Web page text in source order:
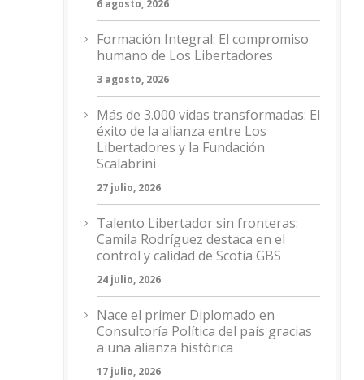
6 agosto, 2026
Formación Integral: El compromiso
humano de Los Libertadores
3 agosto, 2026
Más de 3.000 vidas transformadas: El
éxito de la alianza entre Los
Libertadores y la Fundación
Scalabrini
27 julio, 2026
Talento Libertador sin fronteras:
Camila Rodríguez destaca en el
control y calidad de Scotia GBS
24 julio, 2026
Nace el primer Diplomado en
Consultoría Política del país gracias
a una alianza histórica
17 julio, 2026